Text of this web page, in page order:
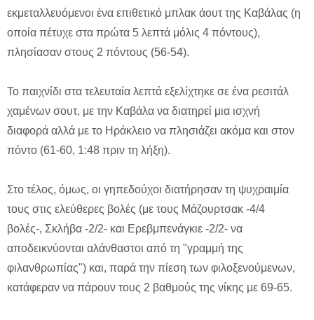
εκμεταλλευόμενοι ένα επιθετικό μπλακ άουτ της Καβάλας (η
οποία πέτυχε στα πρώτα 5 λεπτά μόλις 4 πόντους),
πλησίασαν στους 2 πόντους (56-54).
Το παιχνίδι στα τελευταία λεπτά εξελίχτηκε σε ένα ρεσιτάλ
χαμένων σουτ, με την Καβάλα να διατηρεί μια ισχνή
διαφορά αλλά με το Ηράκλειο να πλησιάζει ακόμα και στον
πόντο (61-60, 1:48 πριν τη λήξη).
Στο τέλος, όμως, οι γηπεδούχοι διατήρησαν τη ψυχραιμία
τους στις ελεύθερες βολές (με τους Μάζουρτσακ -4/4
βολές-, Σκλήβα -2/2- και Ερεβμπενάγκιε -2/2- να
αποδεικνύονται αλάνθαστοι από τη "γραμμή της
φιλανθρωπίας") και, παρά την πίεση των φιλοξενούμενων,
κατάφεραν να πάρουν τους 2 βαθμούς της νίκης με 69-65.